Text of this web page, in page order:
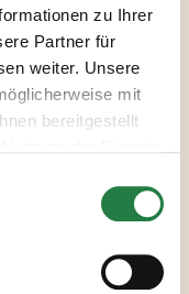
zu Ihrer
Partner für
weiter. Unsere
mit
bereitgestellt
sehr
Ketchup,
Salatfein
vegan und
es für fast
typischen
mit etwas